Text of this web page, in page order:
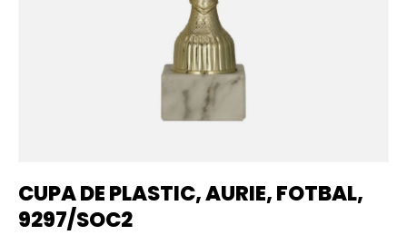
CUPA DE PLASTIC, AURIE, FOTBAL,
9297/SOC2